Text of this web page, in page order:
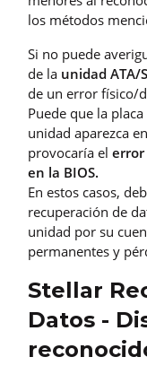
los métodos
Si no puede
de la unidad ATA/
de un error físico/
Puede que la
unidad aparezca
provocaría el error
en la BIOS.
En estos casos,
recuperación de
unidad por su
permanentes y
Stellar
Datos -